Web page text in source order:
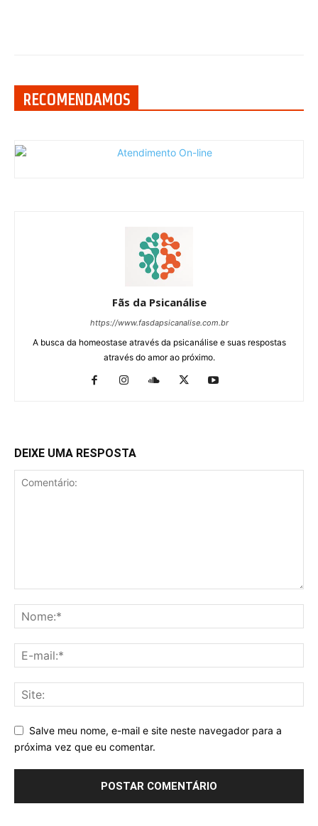
RECOMENDAMOS
Fãs da Psicanálise
https://www.fasdapsicanalise.com.br
A busca da homeostase através da psicanálise e suas respostas
através do amor ao próximo.
DEIXE UMA RESPOSTA
Salve meu nome, e-mail e site neste navegador para a
próxima vez que eu comentar.